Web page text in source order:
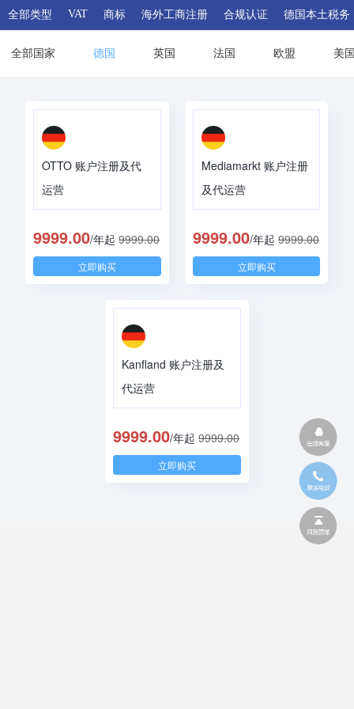
全部类型 VAT 商标 海外工商注册 合规认证 德国本土税务
全部国家 德国 英国 法国 欧盟 美
OTTO 账户注册及代
运营
9999.00/年起 9999.00
立即购买
Mediamarkt 账户注册
及代运营
9999.00/年起 9999.00
立即购买
Kanfland 账户注册及
代运营
9999.00/年起 9999.00
立即购买